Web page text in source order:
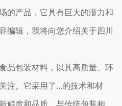
的产品，它具有巨大的潜力和
编辑，我将向您介绍关于四川
品包装材料，以其高质量、环
注。它采用了...的技术和材
鲜度和品质。与传统包装相